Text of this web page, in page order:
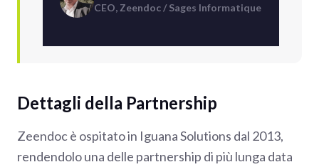
CEO, Zeendoc / Sages Informatique
Dettagli della Partnership
Zeendoc è ospitato in Iguana Solutions dal 2013,
rendendolo una delle partnership di più lunga data